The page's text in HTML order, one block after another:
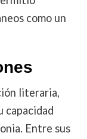
como un
literaria,
capacidad
Entre sus